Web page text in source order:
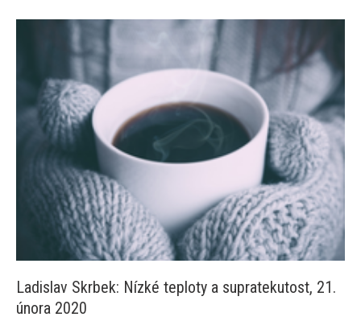
Ladislav Skrbek: Nízké teploty a supratekutost, 21.
února 2020